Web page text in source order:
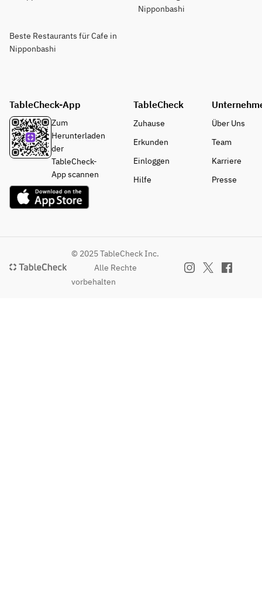
Nipponbashi
Beste Restaurants für Cafe in
Nipponbashi
TableCheck-App
Zum
Herunterladen
der
TableCheck-
App scannen
TableCheck
Zuhause
Erkunden
Einloggen
Hilfe
Über Uns
Team
Karriere
Presse
© 2025 TableCheck Inc.
Alle Rechte
vorbehalten